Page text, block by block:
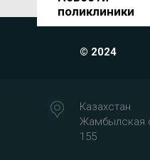
поликлиники
© 2024
Казахстан
Жамбылская
155